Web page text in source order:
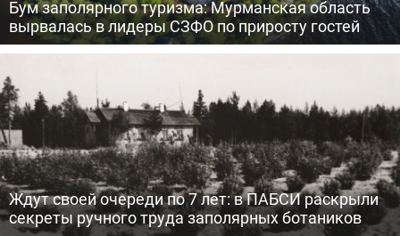
Бум заполярного туризма: Мурманская область
вырвалась в лидеры СЗФО по приросту гостей
Ждут своей очереди по 7 лет: в ПАБСИ раскрыли
секреты ручного труда заполярных ботаников